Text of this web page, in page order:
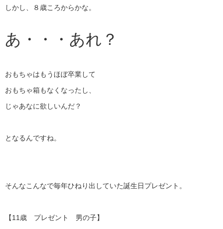
しかし、８歳ころからかな。
あ・・・あれ？
おもちゃはもうほぼ卒業して
おもちゃ箱もなくなったし、
じゃあなに欲しいんだ？
となるんですね。
そんなこんなで毎年ひねり出していた誕生日プレゼント。
【11歳 プレゼント 男の子】